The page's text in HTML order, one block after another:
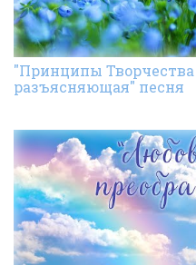
"Принципы Творчества
разъясняющая" песня